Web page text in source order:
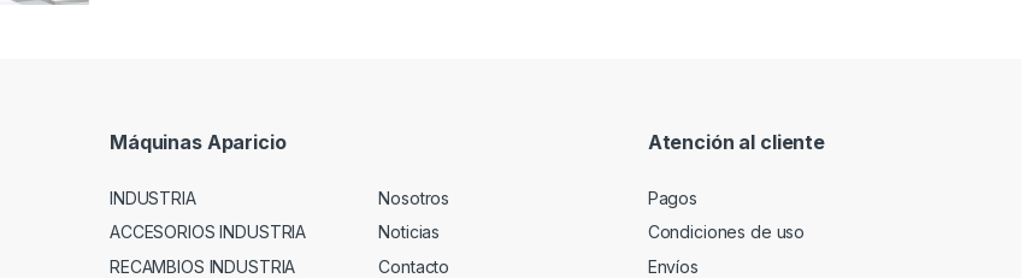
Máquinas Aparicio
INDUSTRIA
ACCESORIOS INDUSTRIA
RECAMBIOS INDUSTRIA
Nosotros
Noticias
Contacto
Atención al cliente
Pagos
Condiciones de uso
Envíos